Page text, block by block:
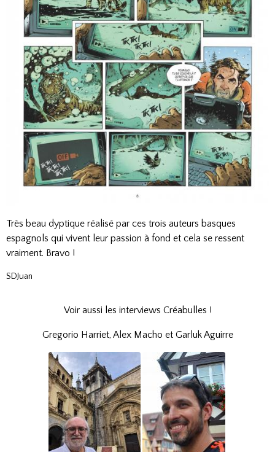
Très beau dyptique réalisé par ces trois auteurs basques
espagnols qui vivent leur passion à fond et cela se ressent
vraiment. Bravo !
SDJuan
Voir aussi les interviews Créabulles !
Gregorio Harriet, Alex Macho et Garluk Aguirre